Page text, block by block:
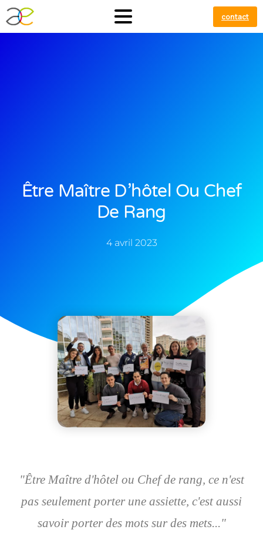
contact
Être Maître D’hôtel Ou Chef
De Rang
4 avril 2023
"Être Maître d'hôtel ou Chef de rang, ce n'est
pas seulement porter une assiette, c'est aussi
savoir porter des mots sur des mets..."